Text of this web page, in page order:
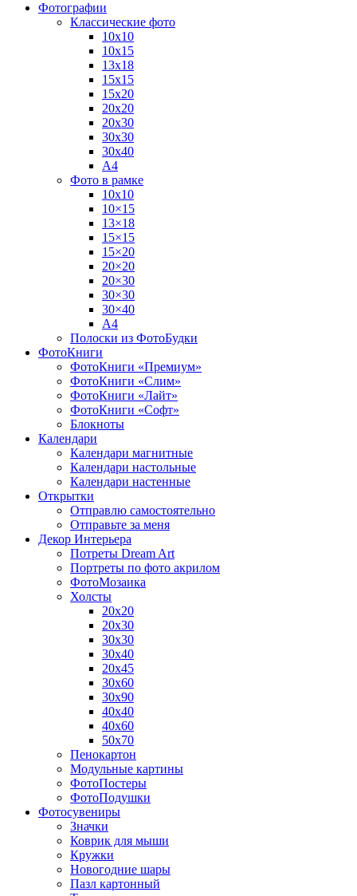
Фотографии
Классические фото
10х10
10х15
13х18
15х15
15х20
20х20
20х30
30х30
30х40
А4
Фото в рамке
10х10
10×15
13×18
15×15
15×20
20×20
20×30
30×30
30×40
A4
Полоски из ФотоБудки
ФотоКниги
ФотоКниги «Премиум»
ФотоКниги «Слим»
ФотоКниги «Лайт»
ФотоКниги «Софт»
Блокноты
Календари
Календари магнитные
Календари настольные
Календари настенные
Открытки
Отправлю самостоятельно
Отправьте за меня
Декор Интерьера
Потреты Dream Art
Портреты по фото акрилом
ФотоМозаика
Холсты
20х20
20х30
30х30
30х40
20х45
30х60
30х90
40х40
40х60
50х70
Пенокартон
Модульные картины
ФотоПостеры
ФотоПодушки
Фотоcувениры
Значки
Коврик для мыши
Кружки
Новогодние шары
Пазл картонный